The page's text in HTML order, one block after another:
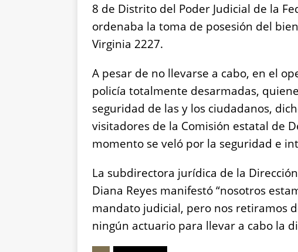
8 de Distrito del Poder Judicial de la
ordenaba la toma de posesión del
Virginia 2227.
A pesar de no llevarse a cabo, en el
policía totalmente desarmadas,
seguridad de las y los ciudadanos,
visitadores de la Comisión estatal de
momento se veló por la seguridad e
La subdirectora jurídica de la
Diana Reyes manifestó “nosotros
mandato judicial, pero nos retiramos
ningún actuario para llevar a cabo la